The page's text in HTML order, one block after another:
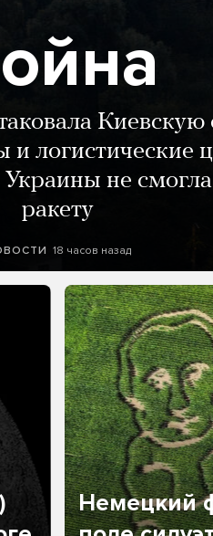
Киевскую
логистические
не
ракету
18 часов назад
Немецкий